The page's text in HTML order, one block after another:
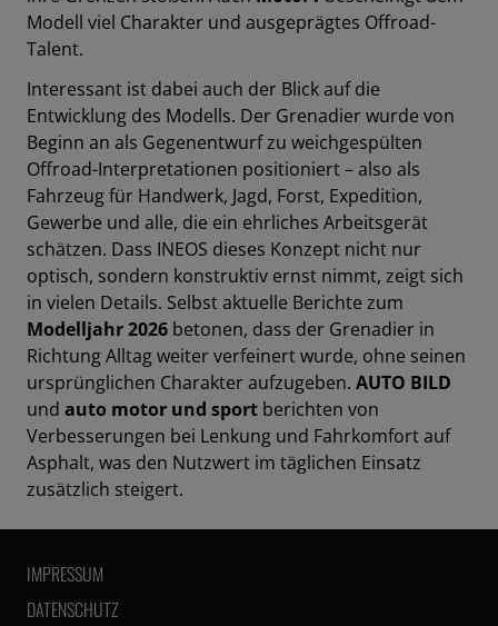
Modell viel Charakter und ausgeprägtes Offroad-
Talent.
Interessant ist dabei auch der Blick auf die
Entwicklung des Modells. Der Grenadier wurde von
Beginn an als Gegenentwurf zu weichgespülten
Offroad-Interpretationen positioniert – also als
Fahrzeug für Handwerk, Jagd, Forst, Expedition,
Gewerbe und alle, die ein ehrliches Arbeitsgerät
schätzen. Dass INEOS dieses Konzept nicht nur
optisch, sondern konstruktiv ernst nimmt, zeigt sich
in vielen Details. Selbst aktuelle Berichte zum
Modelljahr 2026 betonen, dass der Grenadier in
Richtung Alltag weiter verfeinert wurde, ohne seinen
ursprünglichen Charakter aufzugeben. AUTO BILD
und auto motor und sport berichten von
Verbesserungen bei Lenkung und Fahrkomfort auf
Asphalt, was den Nutzwert im täglichen Einsatz
zusätzlich steigert.
IMPRESSUM
DATENSCHUTZ